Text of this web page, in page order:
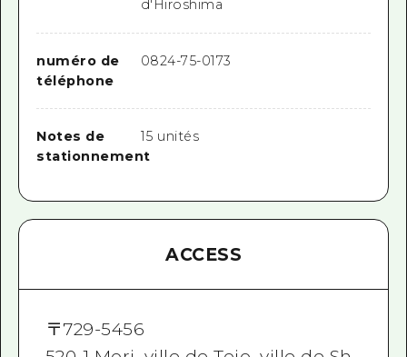
d'Hiroshima
numéro de
téléphone
0824-75-0173
Notes de
stationnement
15 unités
ACCESS
〒729-5456